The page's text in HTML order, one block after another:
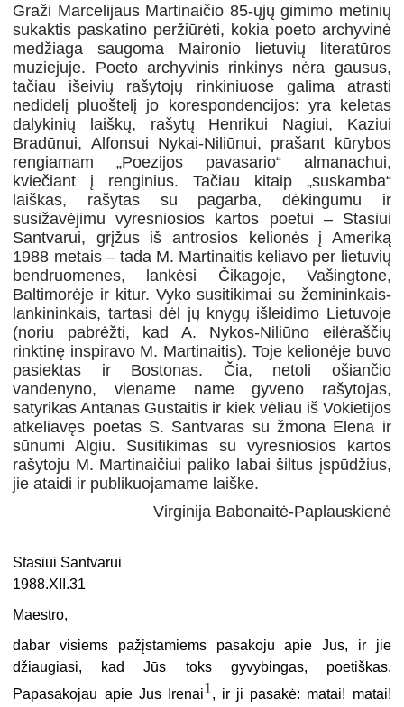
Graži Marcelijaus Martinaičio 85-ųjų gimimo metinių
sukaktis paskatino peržiūrėti, kokia poeto archyvinė
medžiaga saugoma Maironio lietuvių literatūros
muziejuje. Poeto archyvinis rinkinys nėra gausus,
tačiau išeivių rašytojų rinkiniuose galima atrasti
nedidelį pluoštelį jo korespondencijos: yra keletas
dalykinių laiškų, rašytų Henrikui Nagiui, Kaziui
Bradūnui, Alfonsui Nykai-Niliūnui, prašant kūrybos
rengiamam „Poezijos pavasario“ almanachui,
kviečiant į renginius. Tačiau kitaip „suskamba“
laiškas, rašytas su pagarba, dėkingumu ir
susižavėjimu vyresniosios kartos poetui – Stasiui
Santvarui, grįžus iš antrosios kelionės į Ameriką
1988 metais – tada M. Martinaitis keliavo per lietuvių
bendruomenes, lankėsi Čikagoje, Vašingtone,
Baltimorėje ir kitur. Vyko susitikimai su žemininkais-
lankininkais, tartasi dėl jų knygų išleidimo Lietuvoje
(noriu pabrėžti, kad A. Nykos-Niliūno eilėraščių
rinktinę inspiravo M. Martinaitis). Toje kelionėje buvo
pasiektas ir Bostonas. Čia, netoli ošiančio
vandenyno, viename name gyveno rašytojas,
satyrikas Antanas Gustaitis ir kiek vėliau iš Vokietijos
atkeliavęs poetas S. Santvaras su žmona Elena ir
sūnumi Algiu. Susitikimas su vyresniosios kartos
rašytoju M. Martinaičiui paliko labai šiltus įspūdžius,
jie ataidi ir publikuojamame laiške.
Virginija Babonaitė-Paplauskienė
Stasiui Santvarui
1988.XII.31
Maestro,
dabar visiems pažįstamiems pasakoju apie Jus, ir jie
džiaugiasi, kad Jūs toks gyvybingas, poetiškas.
Papasakojau apie Jus Irenai1, ir ji pasakė: matai! matai!